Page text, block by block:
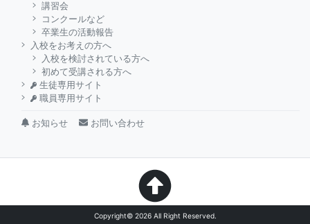
講習会
コンクールなど
卒業生の活動報告
入校をお考えの方へ
入校を検討されている方へ
初めて受講される方へ
生徒専用サイト
職員専用サイト
お知らせ お問い合わせ
Copyright© 2026 All Right Reserved.